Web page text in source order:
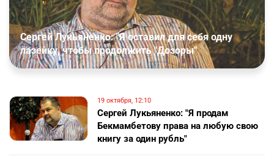
Сергей Лукьяненко: "Я оставил для себя одну
лазейку, чтобы продолжить "Дозоры"
19 октября, 12:10
Сергей Лукьяненко: "Я продам
Бекмамбетову права на любую свою
книгу за один рубль"